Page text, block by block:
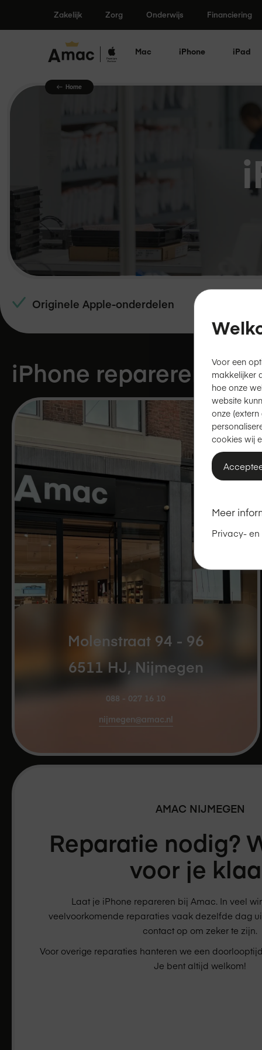
Zakelijk Zorg Onderwijs Financiering
Mac iPhone iPad
Home
Originele Apple-onderdelen
iPhone repareren in
Molenstraat 94 - 96
6511 HJ, Nijmegen
088 - 027 16 10
nijmegen@amac.nl
AMAC NIJMEGEN
Reparatie nodig?
voor je
Laat je iPhone repareren bij Amac. In veel
veelvoorkomende reparaties vaak dezelfde dag
contact op om zeker te zijn.
Voor overige reparaties hanteren we een
Je bent altijd welkom!
Voor een
makkelijker
hoe onze
website
onze
cookies wij
Meer
Privacy-